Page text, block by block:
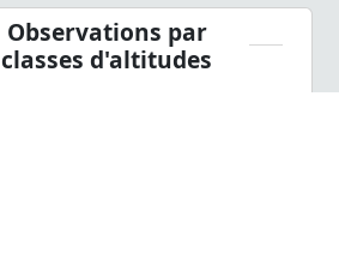
Observations par
classes d'altitudes